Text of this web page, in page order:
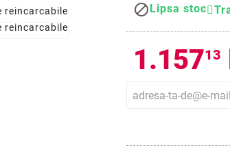
 Lipsa stoc
1.15713